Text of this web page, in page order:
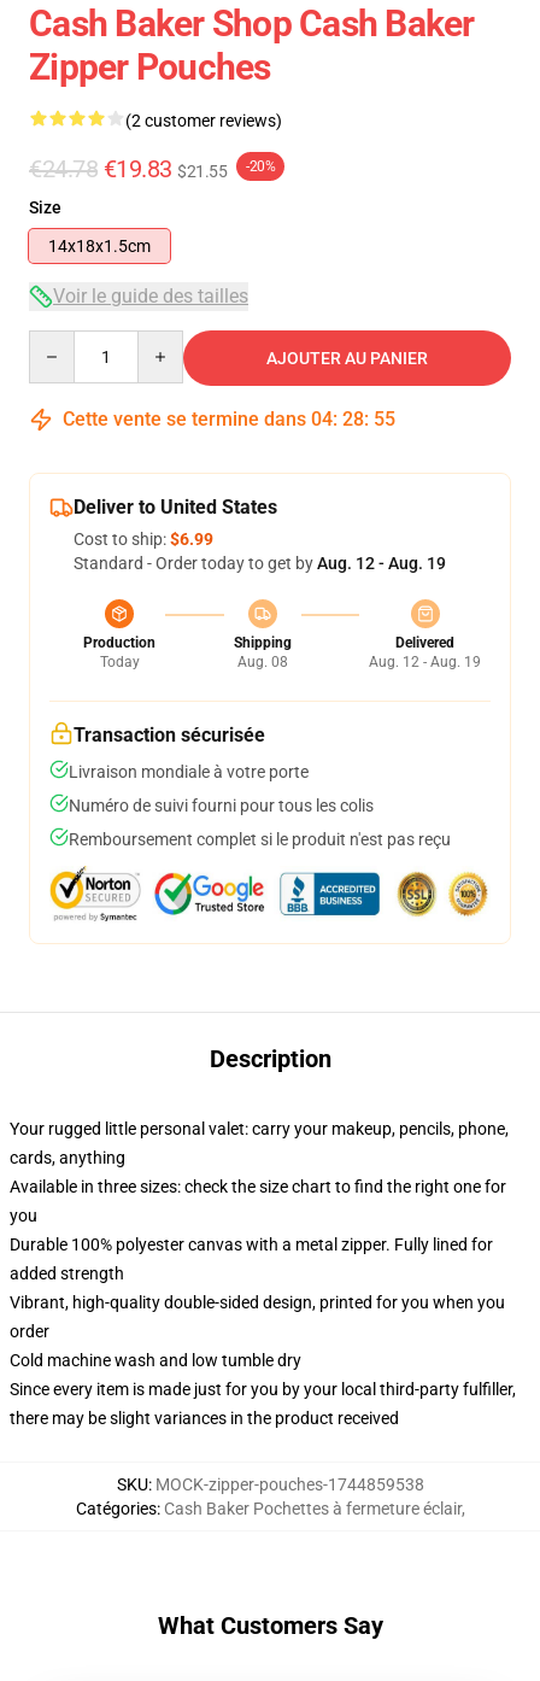
Cash Baker Shop Cash Baker
Zipper Pouches
(2 customer reviews)
€24.78 €19.83 $21.55 -20%
Size
14x18x1.5cm
Voir le guide des tailles
AJOUTER AU PANIER
Cette vente se termine dans 04: 28: 55
Deliver to United States
Cost to ship:$6.99
Standard - Order today to get byAug. 12 - Aug. 19
Production
Today
Shipping
Aug. 08
Delivered
Aug. 12 - Aug. 19
Transaction sécurisée
Livraison mondiale à votre porte
Numéro de suivi fourni pour tous les colis
Remboursement complet si le produit n'est pas reçu
Description
Your rugged little personal valet: carry your makeup, pencils, phone,
cards, anything
Available in three sizes: check the size chart to find the right one for
you
Durable 100% polyester canvas with a metal zipper. Fully lined for
added strength
Vibrant, high-quality double-sided design, printed for you when you
order
Cold machine wash and low tumble dry
Since every item is made just for you by your local third-party fulfiller,
there may be slight variances in the product received
SKU: MOCK-zipper-pouches-1744859538
Catégories: Cash Baker Pochettes à fermeture éclair,
What Customers Say